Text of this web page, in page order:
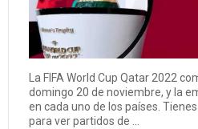
La FIFA World Cup Qatar 2022
domingo 20 de noviembre, y la
en cada uno de los países.
para ver partidos de ...